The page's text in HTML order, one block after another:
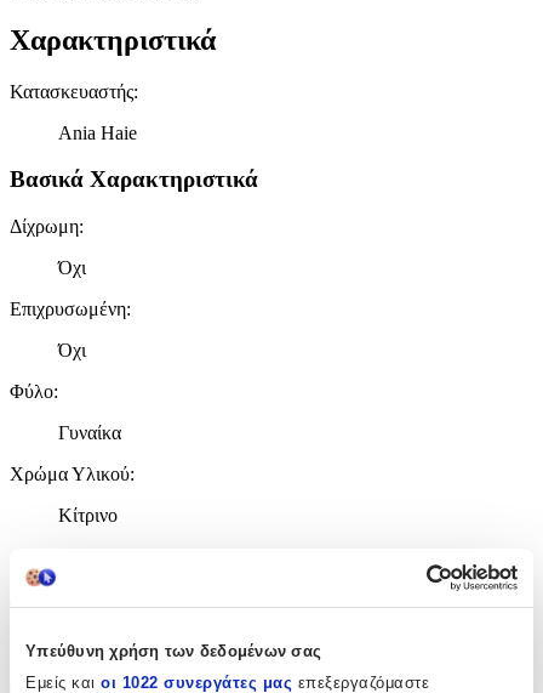
Υπεύθυνη χρήση των δεδομένων σας
Εμείς και οι 1022 συνεργάτες μας επεξεργαζόμαστε
Χαρακτηριστικά
Κατασκευαστής:
Ania Haie
Βασικά Χαρακτηριστικά
Δίχρωμη:
Όχι
Επιχρυσωμένη:
Όχι
Φύλο:
Γυναίκα
Χρώμα Υλικού:
Κίτρινο
Λεπτομέρειες
Τύπος:
Χειρός